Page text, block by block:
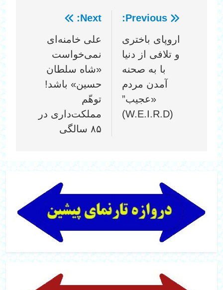
راهبری
نوشته
Previous:
اروپای باختری
و تلافی از دنیا
با به صحنه
آمدن مردم
«عجیب”
(W.E.I.R.D)
Next:
علی خامنه‌ای
نمی‌خواست
«شاه سلطان
حسین» باشد!
توهّم
مملکت‌داری در
۸۵ سالگی